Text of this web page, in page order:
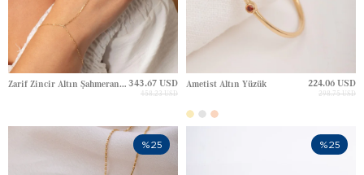
Zarif Zincir Altın Şahmeran Bileklik 343.67 USD
458.23 USD
Ametist Altın Yüzük 224.06 USD
298.75 USD
%25 %25